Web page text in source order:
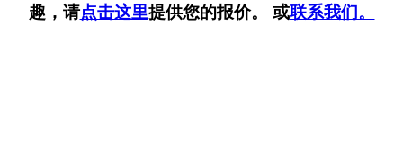
趣，请点击这里提供您的报价。 或联系我们。